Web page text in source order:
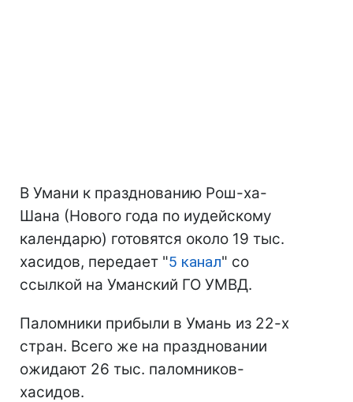
В Умани к празднованию Рош-ха-
Шана (Нового года по иудейскому
календарю) готовятся около 19 тыс.
хасидов, передает "5 канал" со
ссылкой на Уманский ГО УМВД.
Паломники прибыли в Умань из 22-х
стран. Всего же на праздновании
ожидают 26 тыс. паломников-
хасидов.